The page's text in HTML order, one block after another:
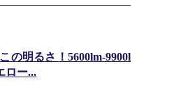
の明るさ！5600lm-9900l
ロー...